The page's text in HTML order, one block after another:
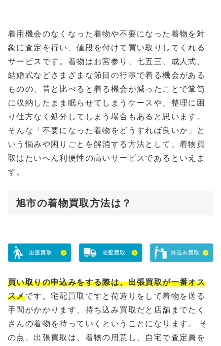
着用機会のなくなった着物や不要になった着物を対
象に査定を行い、値段を付けて買い取りしてくれる
サービスです。着物はお宮参り、七五三、成人式、
結婚式などさまざまな節目の行事で着る機会がある
ものの、昔と比べると着る機会が減ったことで箪笥
に収納したまま眠らせてしまうケースや、整理に困
り仕方なく処分してしまう場合もあると思います。
そんな「不要になった着物をどうすれば良いか」と
いう悩みや困りごとを解消する方法として、着物買
取はたいへん利便性の高いサービスであるといえま
す。
旭市の着物買取方法は？
買い取りの申込みをする際は、出張買取が一番オス
スメです。宅配買取ですと荷造りをして着物を送る
手間がかかります、持ち込み買取だと店舗までたく
さんの着物を持っていくということになります。 そ
の点、出張買取は、着物の用意し、自宅で査定員を